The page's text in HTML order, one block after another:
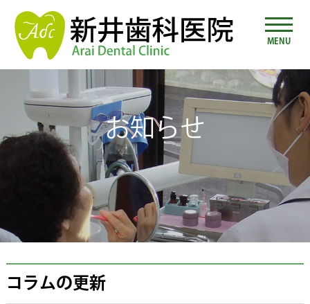
MENU
お知らせ
コラムの更新